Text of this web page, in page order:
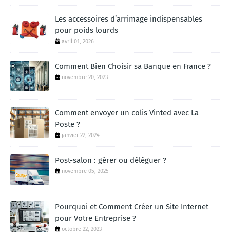
Les accessoires d’arrimage indispensables
pour poids lourds
avril 01, 2026
Comment Bien Choisir sa Banque en France ?
novembre 20, 2023
Comment envoyer un colis Vinted avec La
Poste ?
janvier 22, 2024
Post-salon : gérer ou déléguer ?
novembre 05, 2025
Pourquoi et Comment Créer un Site Internet
pour Votre Entreprise ?
octobre 22, 2023